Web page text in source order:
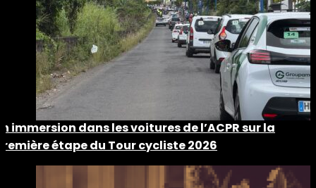
immersion dans les voitures de l’ACPR sur la
étape du Tour cycliste 2026